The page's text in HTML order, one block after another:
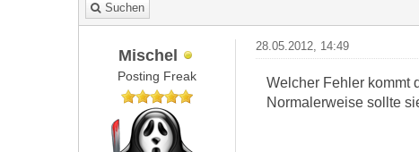
Suchen
Mischel
Posting Freak
28.05.2012, 14:49
Welcher Fehler kommt
Normalerweise sollte